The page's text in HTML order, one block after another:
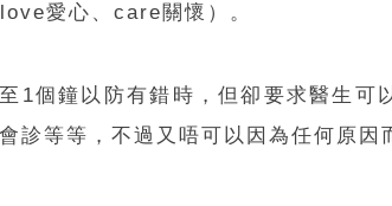
愛心、care關懷）。
1個鐘以防有錯時，但卻要求醫生可
診等等，不過又唔可以因為任何原因